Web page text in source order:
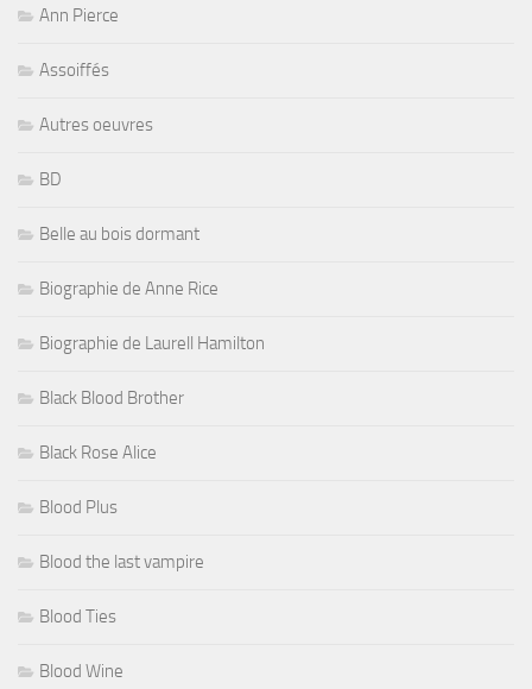
Ann Pierce
Assoiffés
Autres oeuvres
BD
Belle au bois dormant
Biographie de Anne Rice
Biographie de Laurell Hamilton
Black Blood Brother
Black Rose Alice
Blood Plus
Blood the last vampire
Blood Ties
Blood Wine